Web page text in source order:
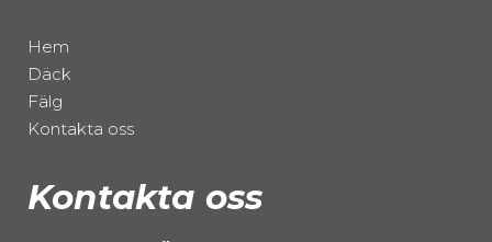
Hem
Däck
Fälg
Kontakta oss
Kontakta oss